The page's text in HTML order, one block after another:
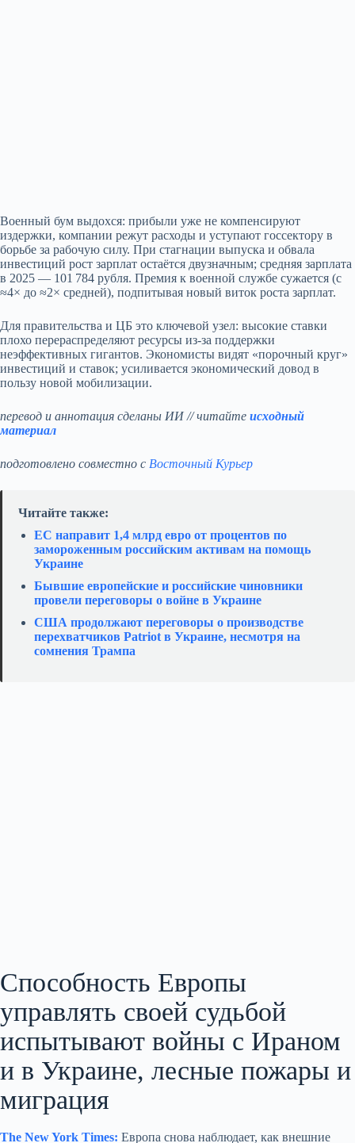
Военный бум выдохся: прибыли уже не компенсируют
издержки, компании режут расходы и уступают госсектору в
борьбе за рабочую силу. При стагнации выпуска и обвала
инвестиций рост зарплат остаётся двузначным; средняя зарплата
в 2025 — 101 784 рубля. Премия к военной службе сужается (с
≈4× до ≈2× средней), подпитывая новый виток роста зарплат.
Для правительства и ЦБ это ключевой узел: высокие ставки
плохо перераспределяют ресурсы из‑за поддержки
неэффективных гигантов. Экономисты видят «порочный круг»
инвестиций и ставок; усиливается экономический довод в
пользу новой мобилизации.
перевод и аннотация сделаны ИИ // читайте исходный
материал
подготовлено совместно с Восточный Курьер
Читайте также:
ЕС направит 1,4 млрд евро от процентов по
замороженным российским активам на помощь
Украине
Бывшие европейские и российские чиновники
провели переговоры о войне в Украине
США продолжают переговоры о производстве
перехватчиков Patriot в Украине, несмотря на
сомнения Трампа
Способность Европы
управлять своей судьбой
испытывают войны с Ираном
и в Украине, лесные пожары и
миграция
The New York Times: Европа снова наблюдает, как внешние